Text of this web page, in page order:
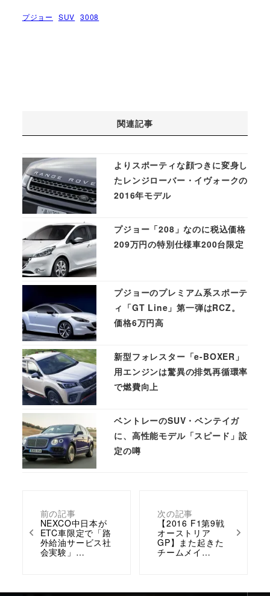
プジョー SUV 3008
前の記事
NEXCO中日本が
ETC車限定で「路
外給油サービス社
会実験」…
次の記事
【2016 F1第9戦
オーストリア
GP】また起きた
チームメイ…
関連記事
よりスポーティな顔つきに変身し
たレンジローバー・イヴォークの
2016年モデル
プジョー「208」なのに税込価格
209万円の特別仕様車200台限定
プジョーのプレミアム系スポーテ
ィ「GT Line」第一弾はRCZ。
価格6万円高
新型フォレスター「e-BOXER」
用エンジンは驚異の排気再循環率
で燃費向上
ベントレーのSUV・ベンテイガ
に、高性能モデル「スピード」設
定の噂